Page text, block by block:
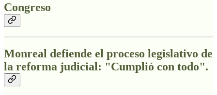
Congreso
Monreal defiende el proceso legislativo de
la reforma judicial: "Cumplió con todo".